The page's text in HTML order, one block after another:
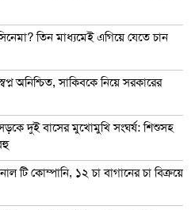
তিন মাধ্যমেই এগিয়ে যেতে চান
অনিশ্চিত, সাকিবকে নিয়ে সরকারের
দুই বাসের মুখোমুখি সংঘর্ষ: শিশুসহ
টি কোম্পানি, ১২ চা বাগানের চা বিক্রয়ে